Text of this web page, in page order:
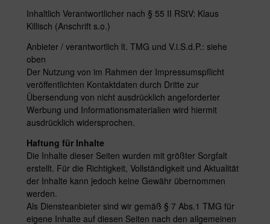
Inhaltlich Verantwortlicher nach § 55 II RStV: Klaus
Killisch (Anschrift s.o.)
Anbieter / verantwortlich lt. TMG und V.i.S.d.P.: siehe
oben
Der Nutzung von im Rahmen der Impressumspflicht
veröffentlichten Kontaktdaten durch Dritte zur
Übersendung von nicht ausdrücklich angeforderter
Werbung und Informationsmaterialien wird hiermit
ausdrücklich widersprochen.
Haftung für Inhalte
Die Inhalte dieser Seiten wurden mit größter Sorgfalt
erstellt. Für die Richtigkeit, Vollständigkeit und Aktualität
der Inhalte kann jedoch keine Gewähr übernommen
werden.
Als Diensteanbieter sind wir gemäß § 7 Abs.1 TMG für
eigene Inhalte auf diesen Seiten nach den allgemeinen